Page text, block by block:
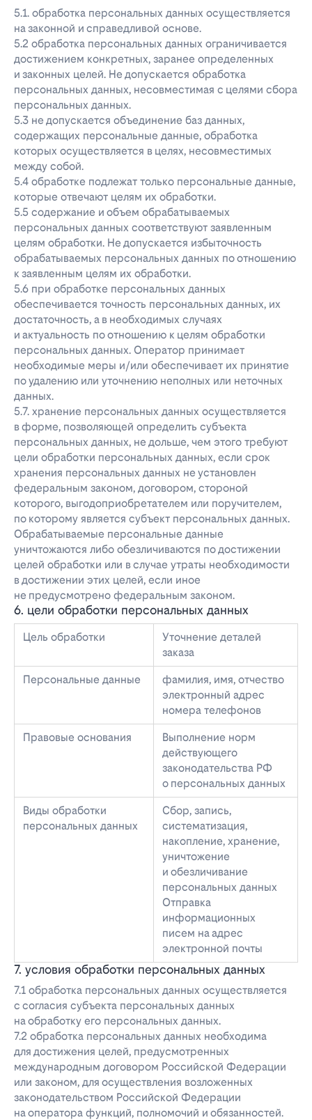
5.1. обработка персональных данных осуществляется
на законной и справедливой основе.
5.2 обработка персональных данных ограничивается
достижением конкретных, заранее определенных
и законных целей. Не допускается обработка
персональных данных, несовместимая с целями сбора
персональных данных.
5.3 не допускается объединение баз данных,
содержащих персональные данные, обработка
которых осуществляется в целях, несовместимых
между собой.
5.4 обработке подлежат только персональные данные,
которые отвечают целям их обработки.
5.5 содержание и объем обрабатываемых
персональных данных соответствуют заявленным
целям обработки. Не допускается избыточность
обрабатываемых персональных данных по отношению
к заявленным целям их обработки.
5.6 при обработке персональных данных
обеспечивается точность персональных данных, их
достаточность, а в необходимых случаях
и актуальность по отношению к целям обработки
персональных данных. Оператор принимает
необходимые меры и/или обеспечивает их принятие
по удалению или уточнению неполных или неточных
данных.
5.7. хранение персональных данных осуществляется
в форме, позволяющей определить субъекта
персональных данных, не дольше, чем этого требуют
цели обработки персональных данных, если срок
хранения персональных данных не установлен
федеральным законом, договором, стороной
которого, выгодоприобретателем или поручителем,
по которому является субъект персональных данных.
Обрабатываемые персональные данные
уничтожаются либо обезличиваются по достижении
целей обработки или в случае утраты необходимости
в достижении этих целей, если иное
не предусмотрено федеральным законом.
6. цели обработки персональных данных
Цель обработки
Уточнение деталей
заказа
Персональные данные
фамилия, имя, отчество
электронный адрес
номера телефонов
Правовые основания
Выполнение норм
действующего
законодательства РФ
о персональных данных
Виды обработки
персональных данных
Сбор, запись,
систематизация,
накопление, хранение,
уничтожение
и обезличивание
персональных данных
Отправка
информационных
писем на адрес
электронной почты
7. условия обработки персональных данных
7.1 обработка персональных данных осуществляется
с согласия субъекта персональных данных
на обработку его персональных данных.
7.2 обработка персональных данных необходима
для достижения целей, предусмотренных
международным договором Российской Федерации
или законом, для осуществления возложенных
законодательством Российской Федерации
на оператора функций, полномочий и обязанностей.